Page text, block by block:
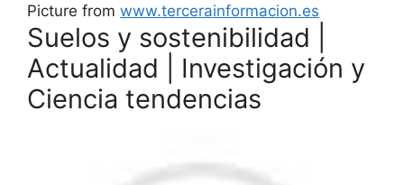
Picture from www.tercerainformacion.es
Suelos y sostenibilidad |
Actualidad | Investigación y
Ciencia tendencias